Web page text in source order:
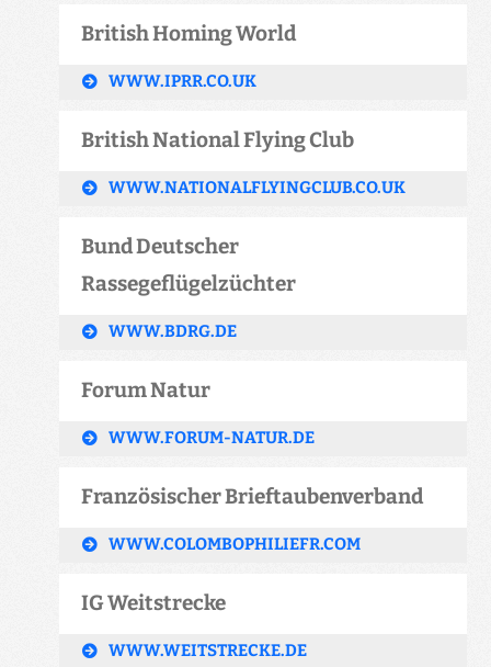
British Homing World
WWW.IPRR.CO.UK
British National Flying Club
WWW.NATIONALFLYINGCLUB.CO.UK
Bund Deutscher
Rassegeflügelzüchter
WWW.BDRG.DE
Forum Natur
WWW.FORUM-NATUR.DE
Französischer Brieftaubenverband
WWW.COLOMBOPHILIEFR.COM
IG Weitstrecke
WWW.WEITSTRECKE.DE